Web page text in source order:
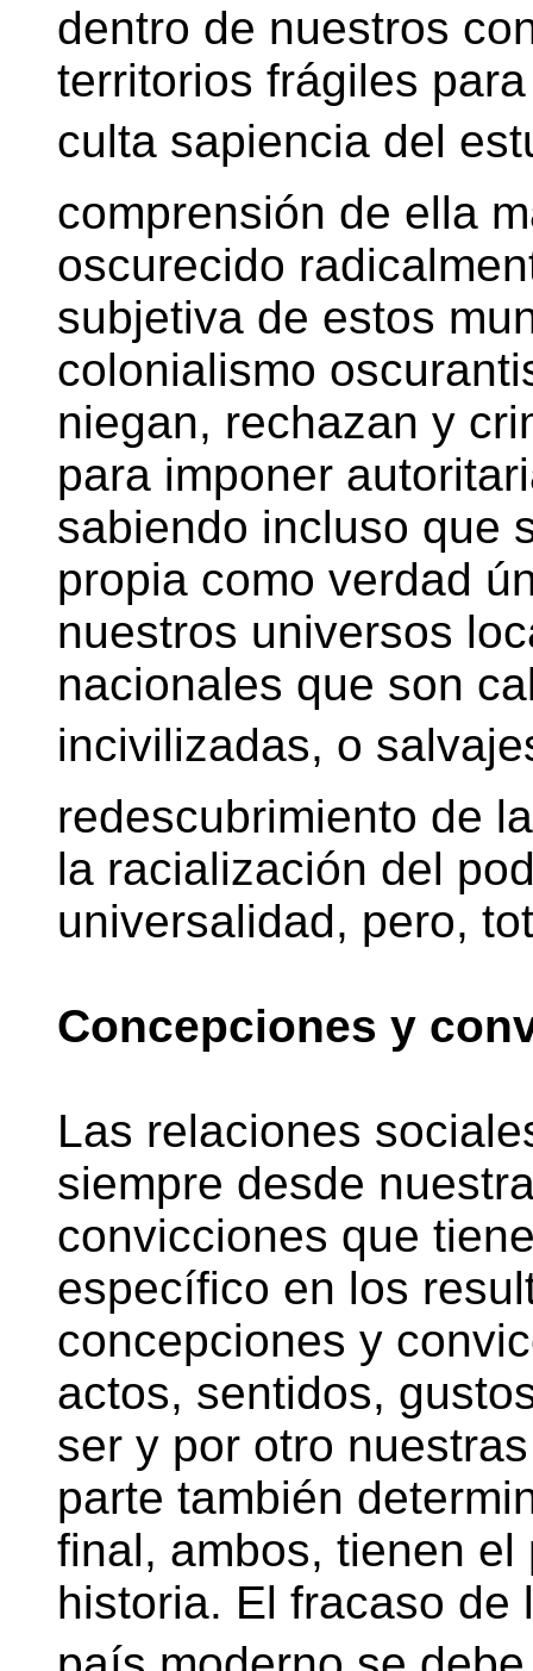
dentro de nuestros
territorios frágiles
culta sapiencia del
comprensión de ella
oscurecido
subjetiva de estos
colonialismo
niegan, rechazan y
para imponer
sabiendo incluso que
propia como verdad
nuestros universos
nacionales que son
incivilizadas, o
redescubrimiento de
la racialización del
universalidad, pero,
Concepciones y
Las relaciones
siempre desde
convicciones que
específico en los
concepciones y
actos, sentidos,
ser y por otro
parte también
final, ambos, tienen
historia. El fracaso de